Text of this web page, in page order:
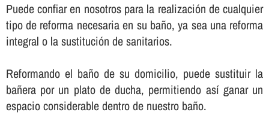
Puede confiar en nosotros para la realización de cualquier
tipo de reforma necesaria en su baño, ya sea una reforma
integral o la sustitución de sanitarios.
Reformando el baño de su domicilio, puede sustituir la
bañera por un plato de ducha, permitiendo así­ ganar un
espacio considerable dentro de nuestro baño.